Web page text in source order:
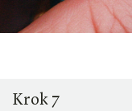
Krok 7